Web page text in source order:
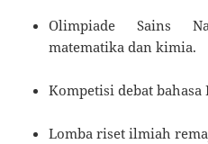
Olimpiade Sains
matematika dan kimia.
Kompetisi debat
Lomba riset ilmiah